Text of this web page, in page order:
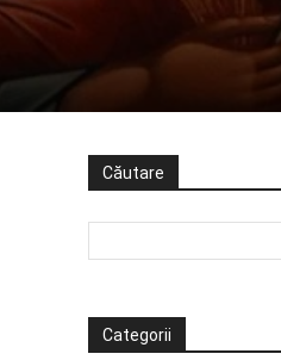
Căutare
Categorii